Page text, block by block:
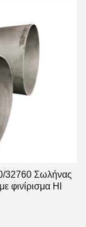
32760 Σωλήνας
φινίρισμα Hl